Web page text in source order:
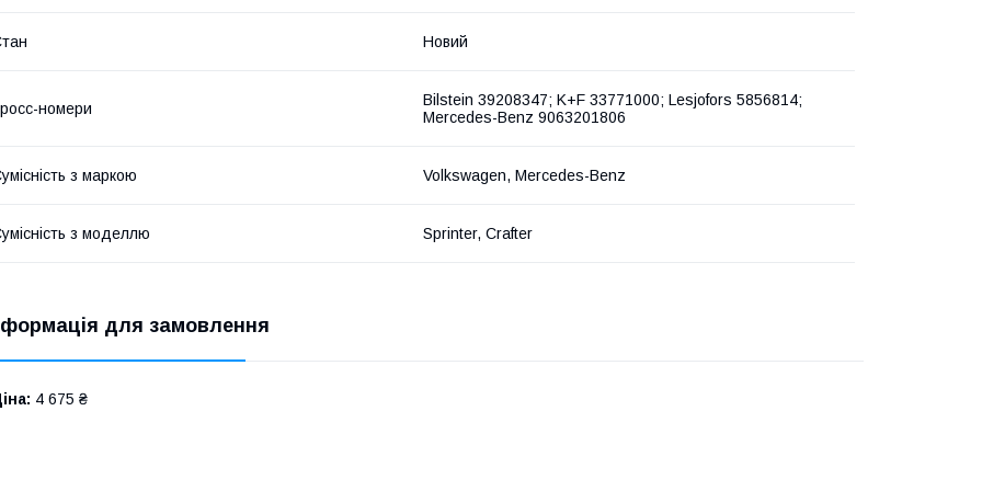
Новий
номери
Bilstein 39208347; K+F 33771000; Lesjofors 5856814;
Mercedes-Benz 9063201806
з маркою Volkswagen, Mercedes-Benz
з моделлю Sprinter, Crafter
для замовлення
4 675 ₴